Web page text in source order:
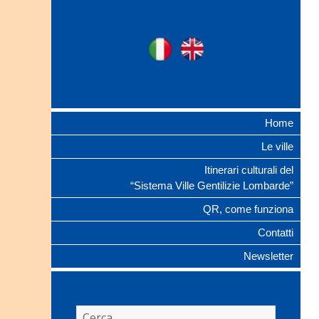
Ville Gentilizie
Ita
Home
Le ville
Itinerari culturali del
“Sistema Ville Gentilizie Lombarde”
QR, come funziona
Contatti
Newsletter
Ricerca